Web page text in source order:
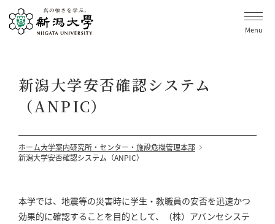
Menu
新潟大学安否確認システム
（ANPIC）
ホーム大学案内研究所・センター・施設危機管理本部
新潟大学安否確認システム（ANPIC）
本学では、地震等の災害時に学生・教職員の安否を迅速かつ
効果的に確認することを目的として、（株）アバンセシステ